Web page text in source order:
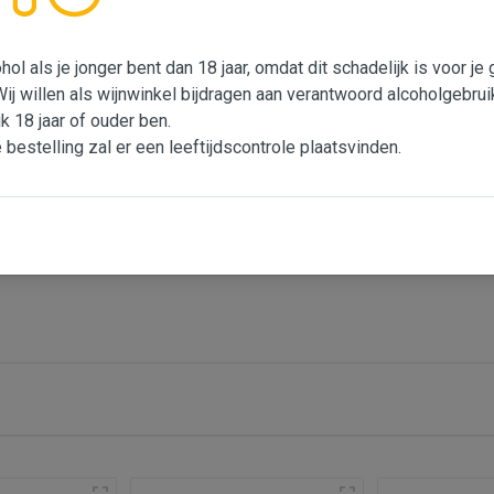
Carteyron, geboren in 1956 én herinnert ons aan 'le grand
van de wijngaarden in de omgeving van Château Penin
en werden herbeplant met voornamelijk Merlot.
te maken. Het is hun visie hoe een Malbec uit Bordeaux
en een aangename frisheid op de afdronk.
van 1*
als je jonger bent dan 18 jaar, omdat dit schadelijk is voor je
willen als wijnwinkel bijdragen aan verantwoord
18 jaar of ouder ben.
bestelling zal er een leeftijdscontrole plaatsvinden.